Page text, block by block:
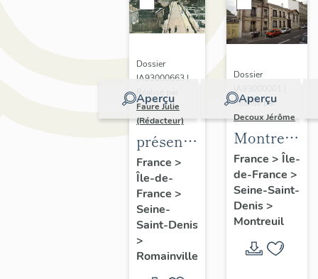
Aperçu
Dossier
IA93000663 |
Réalisé par
Faure Julie
(Rédacteur)
présentation
de
l'inventaire
de la
commune
de
Romainville
France >
Île-de-
France >
Seine-
Saint-Denis
>
Romainville
Aperçu
Dossier
Réalisé par
Decoux Jérôme
Montreuil
-
Patrimoine
industriel
-
générale
France > Île-
de-France >
Seine-Saint-
Denis>
Montreuil